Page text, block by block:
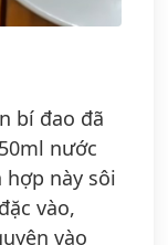
bí đao đã
nước
này sôi
vào,
vào